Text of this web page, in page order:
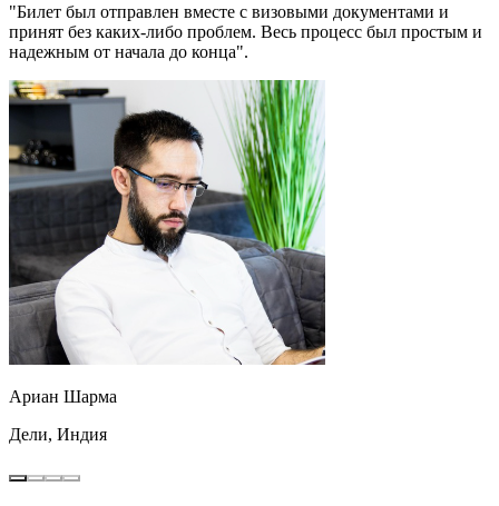
"Билет был отправлен вместе с визовыми документами и
принят без каких-либо проблем. Весь процесс был простым и
надежным от начала до конца".
Ариан Шарма
Дели, Индия